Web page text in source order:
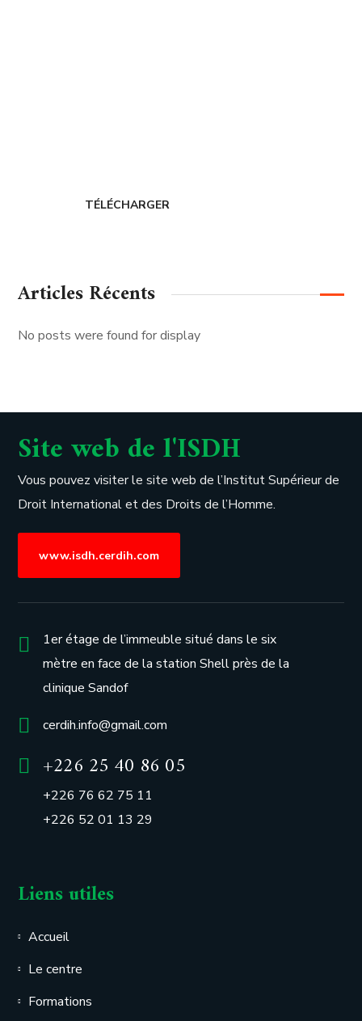
TÉLÉCHARGER
Articles Récents
No posts were found for display
Site web de l'ISDH
Vous pouvez visiter le site web de l’Institut Supérieur de
Droit International et des Droits de l’Homme.
www.isdh.cerdih.com
1er étage de l’immeuble situé dans le six
mètre en face de la station Shell près de la
clinique Sandof
cerdih.info@gmail.com
+226 25 40 86 05
+226 76 62 75 11
+226 52 01 13 29
Liens utiles
Accueil
Le centre
Formations